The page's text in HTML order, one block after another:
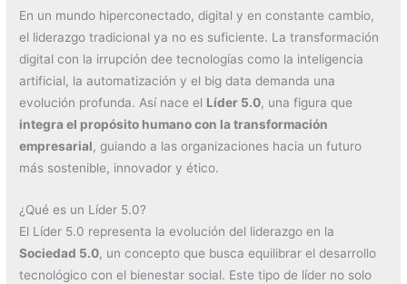
En un mundo hiperconectado, digital y en constante cambio,
el liderazgo tradicional ya no es suficiente. La transformación
digital con la irrupción dee tecnologías como la inteligencia
artificial, la automatización y el big data demanda una
evolución profunda. Así nace el Líder 5.0, una figura que
integra el propósito humano con la transformación
empresarial, guiando a las organizaciones hacia un futuro
más sostenible, innovador y ético.
¿Qué es un Líder 5.0?
El Líder 5.0 representa la evolución del liderazgo en la
Sociedad 5.0, un concepto que busca equilibrar el desarrollo
tecnológico con el bienestar social. Este tipo de líder no solo